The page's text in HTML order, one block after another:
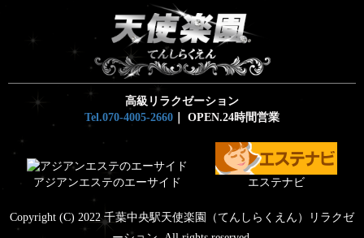
高級リラクゼーション
Tel.070-4005-2660 ｜ OPEN.24時間営業
アジアンエステのエーサイド エステナビ
Copyright (C) 2022 千葉中央駅天使楽園（てんしらくえん）リラクゼ